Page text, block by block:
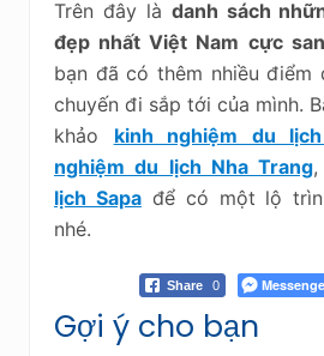
Trên đây là danh sách
đẹp nhất Việt Nam cực
bạn đã có thêm nhiều điểm
chuyến đi sắp tới của mình.
khảo kinh nghiệm du
nghiệm du lịch Nha Trang,
lịch Sapađể có một lộ
nhé.
Share 0
Gợi ý cho bạn